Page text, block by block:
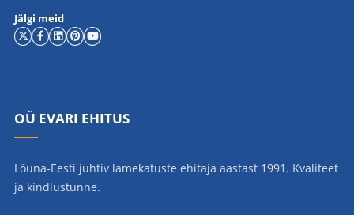
Jälgi meid
OÜ EVARI EHITUS
Lõuna-Eesti juhtiv lamekatuste ehitaja aastast 1991. Kvaliteet
ja kindlustunne.